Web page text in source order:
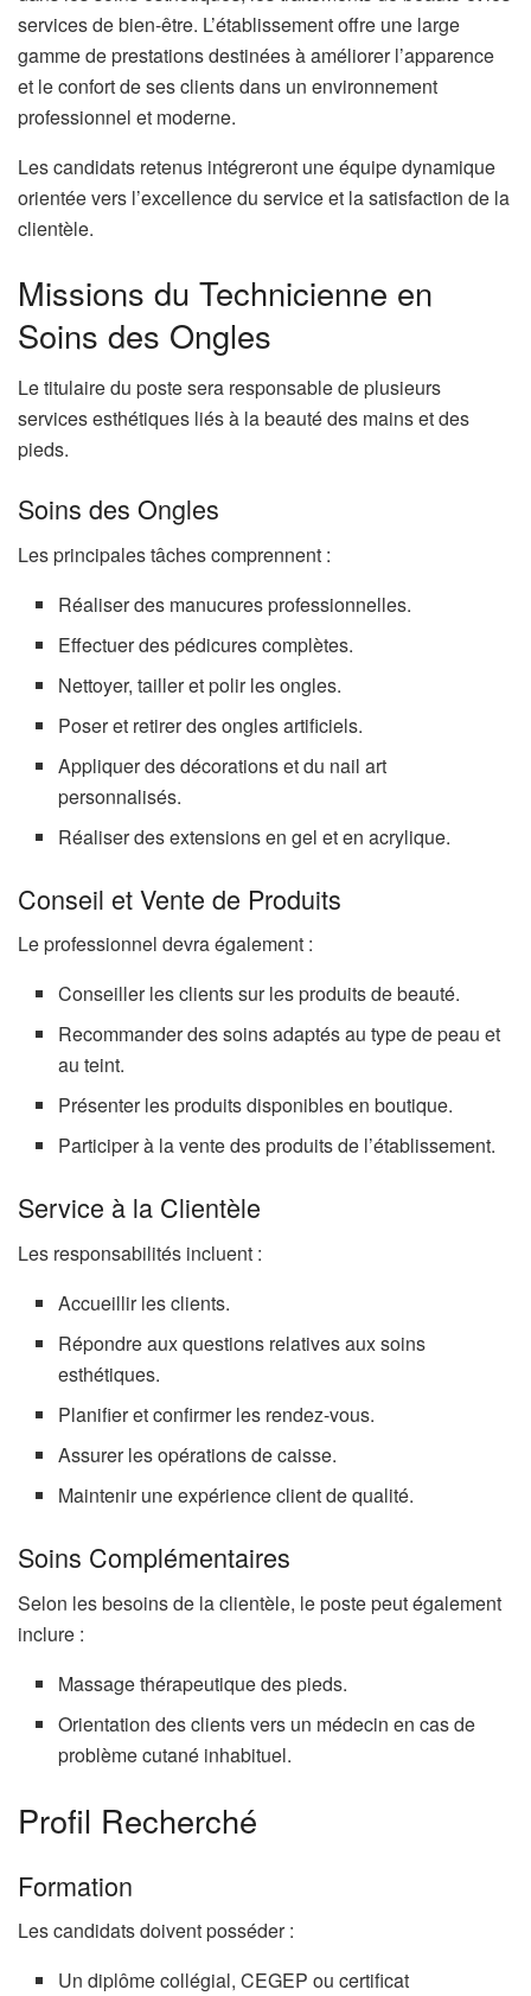
services de bien-être. L’établissement offre une large
gamme de prestations destinées à améliorer l’apparence
et le confort de ses clients dans un environnement
professionnel et moderne.
Les candidats retenus intégreront une équipe dynamique
orientée vers l’excellence du service et la satisfaction de la
clientèle.
Missions du Technicienne en
Soins des Ongles
Le titulaire du poste sera responsable de plusieurs
services esthétiques liés à la beauté des mains et des
pieds.
Soins des Ongles
Les principales tâches comprennent :
Réaliser des manucures professionnelles.
Effectuer des pédicures complètes.
Nettoyer, tailler et polir les ongles.
Poser et retirer des ongles artificiels.
Appliquer des décorations et du nail art
personnalisés.
Réaliser des extensions en gel et en acrylique.
Conseil et Vente de Produits
Le professionnel devra également :
Conseiller les clients sur les produits de beauté.
Recommander des soins adaptés au type de peau et
au teint.
Présenter les produits disponibles en boutique.
Participer à la vente des produits de l’établissement.
Service à la Clientèle
Les responsabilités incluent :
Accueillir les clients.
Répondre aux questions relatives aux soins
esthétiques.
Planifier et confirmer les rendez-vous.
Assurer les opérations de caisse.
Maintenir une expérience client de qualité.
Soins Complémentaires
Selon les besoins de la clientèle, le poste peut également
inclure :
Massage thérapeutique des pieds.
Orientation des clients vers un médecin en cas de
problème cutané inhabituel.
Profil Recherché
Formation
Les candidats doivent posséder :
Un diplôme collégial, CEGEP ou certificat